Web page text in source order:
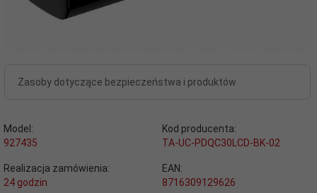
Zasoby dotyczące bezpieczeństwa i produktów
Model:
927435
Kod producenta:
TA-UC-PDQC30LCD-BK-02
Realizacja zamówienia:
24 godzin
EAN:
8716309129626